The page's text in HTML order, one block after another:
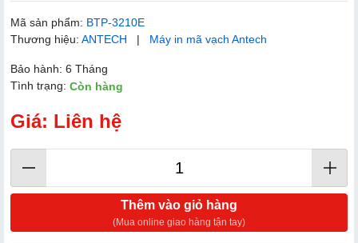
Mã sản phẩm: BTP-3210E
Thương hiệu: ANTECH | Máy in mã vạch Antech
Bảo hành: 6 Tháng
Tình trạng: Còn hàng
Giá: Liên hệ
Thêm vào giỏ hàng
(Mua online giao hàng tận tay)